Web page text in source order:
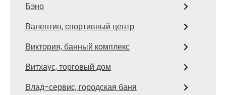
Бэно
Валентин, спортивный центр
Виктория, банный комплекс
Витхаус, торговый дом
Влад-сервис, городская баня